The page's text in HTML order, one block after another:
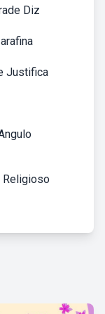
Diz
Justifica
Religioso